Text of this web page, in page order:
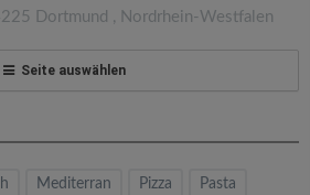
Dortmund , Nordrhein-Westfalen
Seite auswählen
Mediterran Pizza Pasta